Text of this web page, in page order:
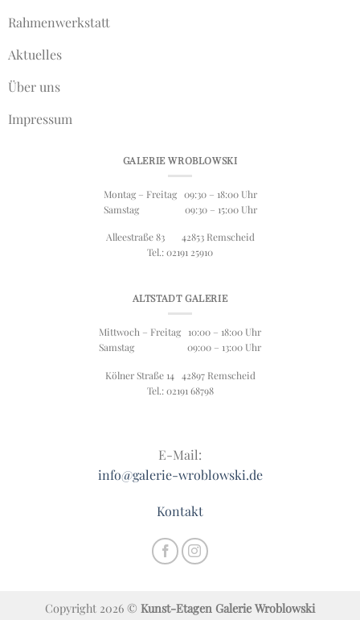
Rahmenwerkstatt
Aktuelles
Über uns
Impressum
GALERIE WROBLOWSKI
Montag – Freitag 09:30 – 18:00 Uhr
Samstag 09:30 – 15:00 Uhr
Alleestraße 83 42853 Remscheid
Tel.: 02191 25910
ALTSTADT GALERIE
Mittwoch – Freitag 10:00 – 18:00 Uhr
Samstag 09:00 – 13:00 Uhr
Kölner Straße 14 42897 Remscheid
Tel.: 02191 68798
E-Mail:
info@galerie-wroblowski.de
Kontakt
Copyright 2026 © Kunst-Etagen Galerie Wroblowski